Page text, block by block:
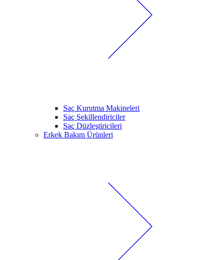
Saç Kurutma Makineleri
Saç Şekillendiriciler
Saç Düzleştiricileri
Erkek Bakım Ürünleri